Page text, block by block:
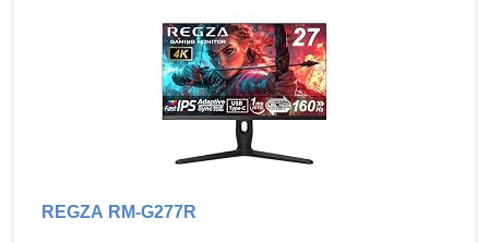
REGZA RM-G277R